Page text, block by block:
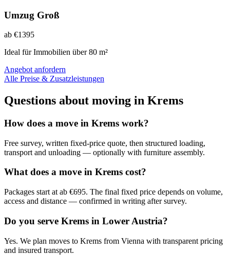
Umzug Groß
ab €1395
Ideal für Immobilien über 80 m²
Angebot anfordern
Alle Preise & Zusatzleistungen
Questions about moving in Krems
How does a move in Krems work?
Free survey, written fixed-price quote, then structured loading,
transport and unloading — optionally with furniture assembly.
What does a move in Krems cost?
Packages start at ab €695. The final fixed price depends on volume,
access and distance — confirmed in writing after survey.
Do you serve Krems in Lower Austria?
Yes. We plan moves to Krems from Vienna with transparent pricing
and insured transport.